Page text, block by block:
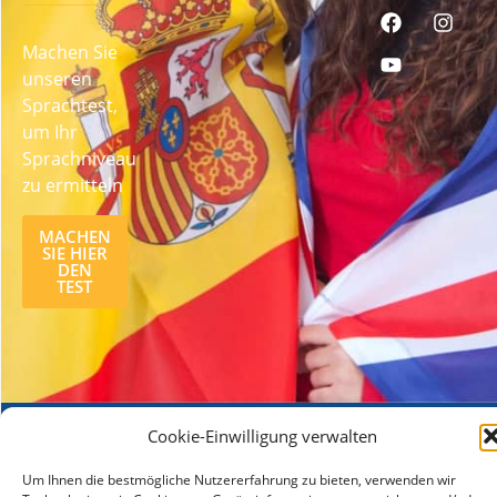
Cookie-Einwilligung verwalten
Um Ihnen die bestmögliche Nutzererfahrung zu bieten, verwenden wir
Machen Sie
unseren
Sprachtest,
um Ihr
Sprachniveau
zu ermitteln
MACHEN
SIE HIER
DEN
TEST